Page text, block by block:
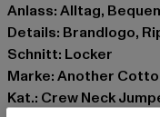
Anlass: Alltag,
Details: Brandlogo,
Schnitt: Locker
Marke: Another
Kat.: Crew Neck